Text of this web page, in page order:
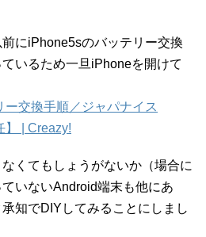
にiPhone5sのバッテリー交換
いるため一旦iPhoneを開けて
交換手順／ジャパナイス
】 | Creazy!
くてもしょうがないか（場合に
いないAndroid端末も他にあ
知でDIYしてみることにしまし